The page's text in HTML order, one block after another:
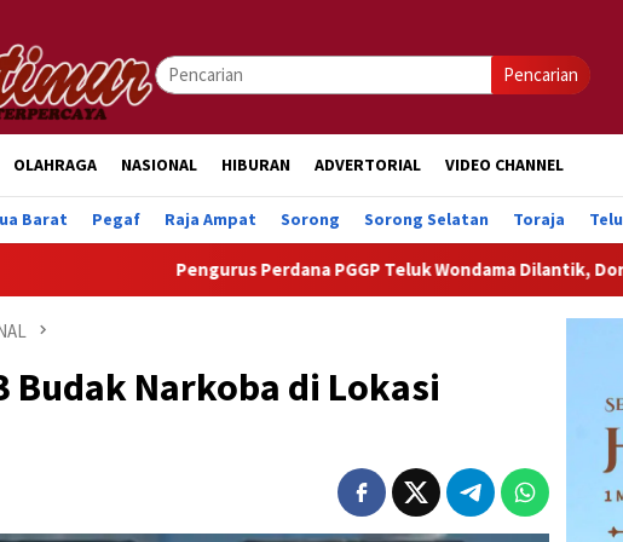
Pencarian
OLAHRAGA NASIONAL HIBURAN ADVERTORIAL VIDEO CHANNEL
Barat Pegaf Raja Ampat Sorong Sorong Selatan Toraja
Pengurus Perdana PGGP Teluk Wondama Dilantik, Dorong Perhatian Lebih
Budak Narkoba di Lokasi